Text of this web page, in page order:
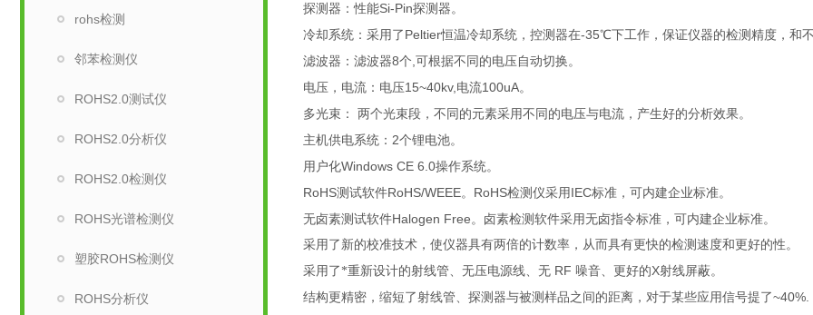
rohs检测
邻苯检测仪
ROHS2.0测试仪
ROHS2.0分析仪
ROHS2.0检测仪
ROHS光谱检测仪
塑胶ROHS检测仪
ROHS分析仪
探测器：性能Si-Pin探测器。
冷却系统：采用了 Peltier恒温冷却系统，控测器在-35℃下工作，保证仪器的检测精度，和
滤波器：滤波器8个 可根据不同的电压自动切换。
电压，电流：电压15~40kv, 电流100uA。
多光束：
两个光束段，不同的元素采用不同的电压与电流，产生好的分析效果。
主机供电系统： 2个锂电池。
用户化Windows CE 6.0操作系统。
RoHS测试软件RoHS/WEEE。 RoHS检测仪采用 IEC标准，可内建企业标准。
无卤素测试软件Halogen Free。卤素检测软件采用无卤指令标准，可内建企业标准。
采用了新的校准技术，使仪器具有两倍的计数率，从而具有更快的检测速度和更好的性。
采用了*重新设计的射线管、无压电源线、无 RF 噪音、更好的X射线屏蔽。
结构更精密，缩短了射线管、探测器与被测样品之间的距离，对于某些应用信号提了~40%.